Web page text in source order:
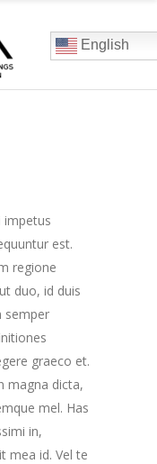
English
impetus
est.
regione
duo, id duis
semper
graeco et.
magna dicta,
mel. Has
in,
mea id. Vel te